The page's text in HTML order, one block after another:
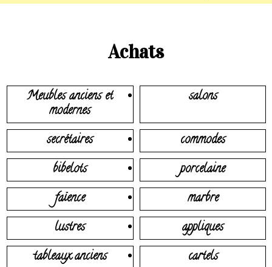
Achats
Meubles anciens et
modernes
salons
secrétaires
commodes
bibelots
porcelaine
faïence
marbre
lustres
appliques
tableaux anciens
cartels